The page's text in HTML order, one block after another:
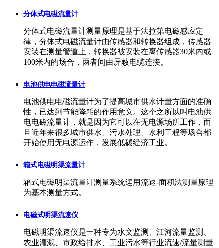
分体式电磁流量计
分体式电磁流量计测量原理是基于法拉第电磁感应定
律，分体式电磁流量计由传感器和转换器组成，传感器
安装在测量管道上，转换器被安装在离传感器30米内或
100米内的场合，两者间由屏蔽电缆连接。
电池供电电磁流量计
电池供电电磁流量计为了提高城市供水计量方面的准确
性，已达到节能降耗的作用意义。这个之所以叫电池供
电电磁流量计，就是因为它可以在无电源场所工作，而
且近年来很多城市供水、污水处理、水利工程等场合都
开始使用无电源运作，发展低碳经济工业。
箱式电磁明渠流量计
箱式电磁明渠流量计测量系统运用流速-面积法测量原理
为基本测量方式。
电磁式明渠流速仪
电磁明渠流速仪是一种专为水文监测、江河流量监测、
农业灌溉、市政给排水、工业污水等行业流速/流量测量